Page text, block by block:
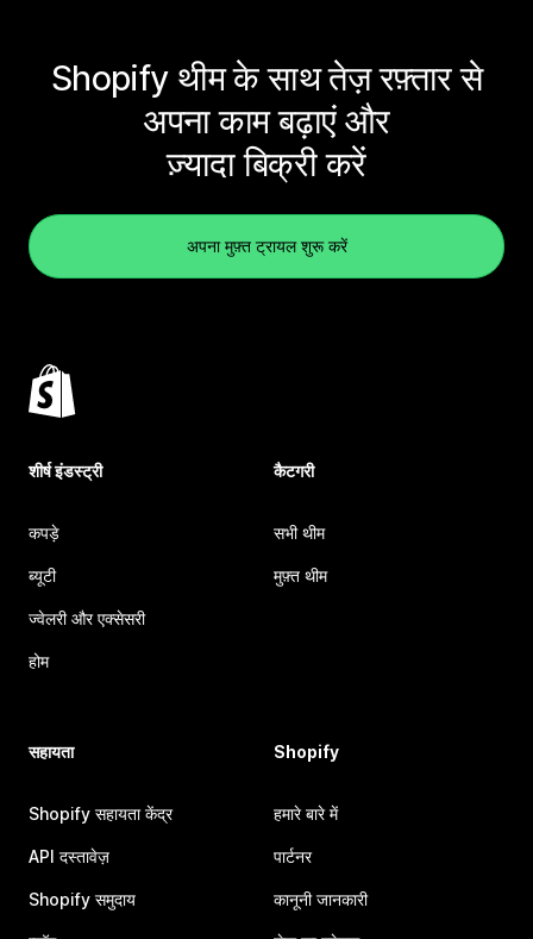
Shopify थीम के साथ तेज़ रफ़्तार से
अपना काम बढ़ाएं और
ज़्यादा बिक्री करें
अपना मुफ़्त ट्रायल शुरू करें
शीर्ष इंडस्ट्री
कपड़े
ब्यूटी
ज्वेलरी और एक्सेसरी
होम
कैटगरी
सभी थीम
मुफ़्त थीम
सहायता
Shopify सहायता केंद्र
API दस्तावेज़
Shopify समुदाय
Shopify
हमारे बारे में
पार्टनर
कानूनी जानकारी